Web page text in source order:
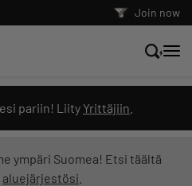
Join now
pariin! Liity Yrittäjiin
ympäri Suomea! Etsi täältä
aluejärjestösi
and training